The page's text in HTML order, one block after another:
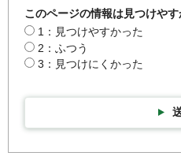
このページの情報は見つけやす
1：見つけやすかった
2：ふつう
3：見つけにくかった